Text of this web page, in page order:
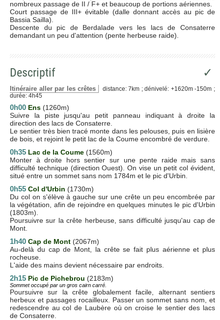
nombreux passage de II / F+ et beaucoup de portions aériennes.
Court passage de III+ évitable (dalle donnant accès au pic de
Bassia Sailla).
Descente du pic de Berdalade vers les lacs de Consaterre
demandant un peu d'attention (pente herbeuse raide).
Descriptif ✓
Itinéraire aller par les crêtes
distance: 7km ; dénivelé: +1620m -150m ;
durée: 4h45
0h00 Ens (1260m)
Suivre la piste jusqu'au petit panneau indiquant à droite la
direction des lacs de Consaterre.
Le sentier très bien tracé monte dans les pelouses, puis en lisière
de bois, et rejoint le petit lac de la Coume encombré de verdure.
0h35 Lac de la Coume (1560m)
Monter à droite hors sentier sur une pente raide mais sans
difficulté technique (direction Ouest). On vise un petit col évident,
situé entre un sommet sans nom 1784m et le pic d'Urbin.
0h55 Col d'Urbin (1730m)
Du col on s'élève à gauche sur une crête un peu encombrée par
la végétation, afin de rejoindre en quelques minutes le pic d'Urbin
(1803m).
Poursuivre sur la crête herbeuse, sans difficulté jusqu'au cap de
Mont.
1h40 Cap de Mont (2067m)
Au-delà du cap de Mont, la crête se fait plus aérienne et plus
rocheuse.
L'aide des mains devient nécessaire par endroits.
2h15 Pic de Pichebrou (2183m)
Sommet occupé par un gros cairn carré.
Poursuivre sur la crête globalement facile, alternant sentiers
herbeux et passages rocailleux. Passer un sommet sans nom, et
redescendre au col de Laubère où on croise le sentier des lacs
de Consaterre.